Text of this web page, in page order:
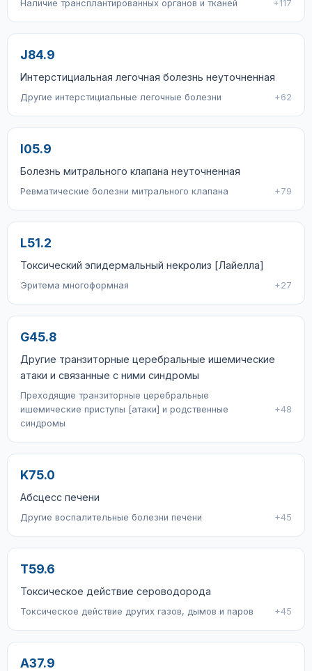
Наличие трансплантированных органов и тканей +117
J84.9
Интерстициальная легочная болезнь неуточненная
Другие интерстициальные легочные болезни +62
I05.9
Болезнь митрального клапана неуточненная
Ревматические болезни митрального клапана +79
L51.2
Токсический эпидермальный некролиз [Лайелла]
Эритема многоформная +27
G45.8
Другие транзиторные церебральные ишемические
атаки и связанные с ними синдромы
Преходящие транзиторные церебральные
ишемические приступы [атаки] и родственные
синдромы
+48
K75.0
Абсцесс печени
Другие воспалительные болезни печени +45
T59.6
Токсическое действие сероводорода
Токсическое действие других газов, дымов и паров +45
A37.9